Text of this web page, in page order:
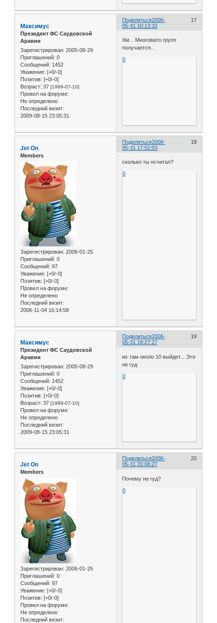
Поделиться 17
2006-
05-31 10:13:32
Максимус
Президент ФС Саудовской
Аравии
Зарегистрирован: 2005-08-29
Приглашений: 0
Сообщений: 1452
Уважение: [+0/-0]
Позитив: [+0/-0]
Возраст: 37 [1989-07-10]
Провел на форуме:
Не определено
Последний визит:
2009-08-15 23:05:31
Хм... Многовато групп
получается...
0
Поделиться 18
2006-
05-31 17:52:03
Jet On
Members
Зарегистрирован: 2006-01-25
Приглашений: 0
Сообщений: 97
Уважение: [+0/-0]
Позитив: [+0/-0]
Провел на форуме:
Не определено
Последний визит:
2006-11-04 16:14:58
сколько ты нсчитал?
0
Поделиться 19
2006-
05-31 18:27:27
Максимус
Президент ФС Саудовской
Аравии
Зарегистрирован: 2005-08-29
Приглашений: 0
Сообщений: 1452
Уважение: [+0/-0]
Позитив: [+0/-0]
Возраст: 37 [1989-07-10]
Провел на форуме:
Не определено
Последний визит:
2009-08-15 23:05:31
их там около 10 выйдет... Это
не гуд
0
Поделиться 20
2006-
05-31 20:08:27
Jet On
Members
Зарегистрирован: 2006-01-25
Приглашений: 0
Сообщений: 97
Уважение: [+0/-0]
Позитив: [+0/-0]
Провел на форуме:
Не определено
Последний визит:
Почему не гуд?
0